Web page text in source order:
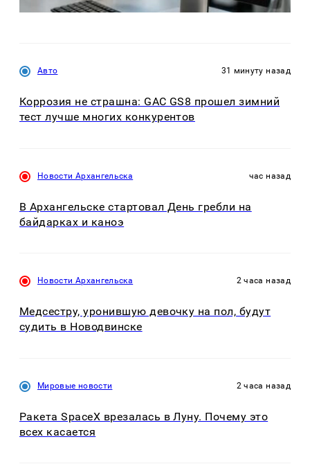
Авто 31 минуту назад
Коррозия не страшна: GAC GS8 прошел зимний
тест лучше многих конкурентов
Новости Архангельска час назад
В Архангельске стартовал День гребли на
байдарках и каноэ
Новости Архангельска 2 часа назад
Медсестру, уронившую девочку на пол, будут
судить в Новодвинске
Мировые новости 2 часа назад
Ракета SpaceX врезалась в Луну. Почему это
всех касается